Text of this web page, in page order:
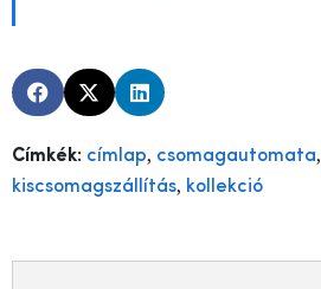
Címkék: címlap, csomagautomata,
kiscsomagszállítás, kollekció